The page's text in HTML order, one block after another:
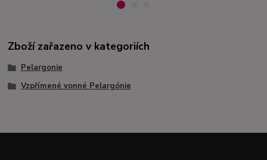
Zboží zařazeno v kategoriích
Pelargonie
Vzpřímené vonné Pelargónie